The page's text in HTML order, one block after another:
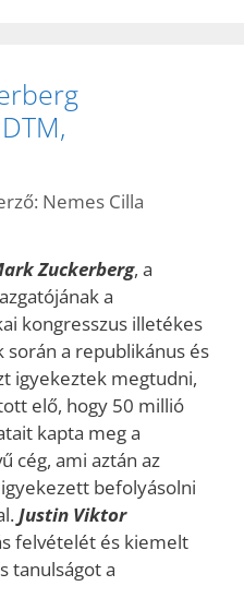
Nemes Cilla
Zuckerberg, a
a
kongresszus illetékes
során a republikánus és
igyekeztek megtudni,
elő, hogy 50 millió
kapta meg a
cég, ami aztán az
befolyásolni
Justin Viktor
felvételét és kiemelt
tanulságot a